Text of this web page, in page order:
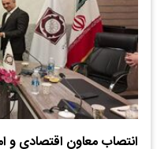
انتصاب معاون اقتصادی و